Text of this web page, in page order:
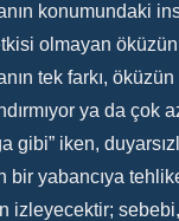
konumundaki
olmayan
tek farkı, öküzün
ya da çok
gibi” iken,
bir yabancıya
izleyecektir;